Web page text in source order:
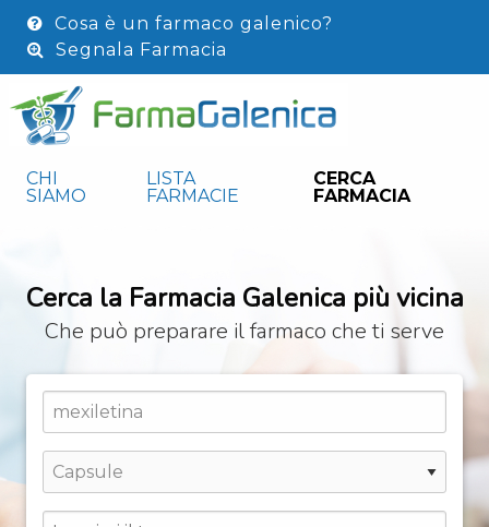
Cosa è un farmaco galenico?
Segnala Farmacia
CHI
SIAMO
LISTA
FARMACIE
CERCA
FARMACIA
Cerca la Farmacia Galenica più vicina
Che può preparare il farmaco che ti serve